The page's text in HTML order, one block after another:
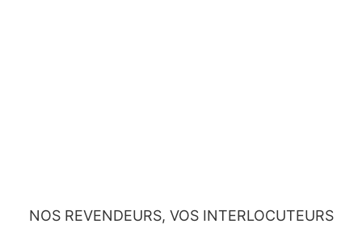
NOS REVENDEURS, VOS INTERLOCUTEURS